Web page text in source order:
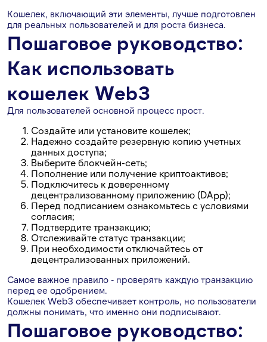
Кошелек, включающий эти элементы, лучше подготовлен
для реальных пользователей и для роста бизнеса.
Пошаговое руководство:
Как использовать
кошелек Web3
Для пользователей основной процесс прост.
Создайте или установите кошелек;
Надежно создайте резервную копию учетных
данных доступа;
Выберите блокчейн-сеть;
Пополнение или получение криптоактивов;
Подключитесь к доверенному
децентрализованному приложению (DApp);
Перед подписанием ознакомьтесь с условиями
согласия;
Подтвердите транзакцию;
Отслеживайте статус транзакции;
При необходимости отключайтесь от
децентрализованных приложений.
Самое важное правило - проверять каждую транзакцию
перед ее одобрением.
Кошелек Web3 обеспечивает контроль, но пользователи
должны понимать, что именно они подписывают.
Пошаговое руководство: